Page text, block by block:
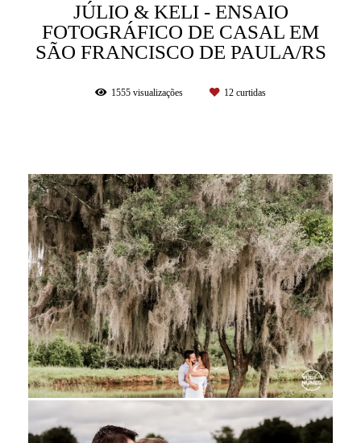
JÚLIO & KELI - ENSAIO
FOTOGRÁFICO DE CASAL EM
SÃO FRANCISCO DE PAULA/RS
1555 visualizações 12 curtidas